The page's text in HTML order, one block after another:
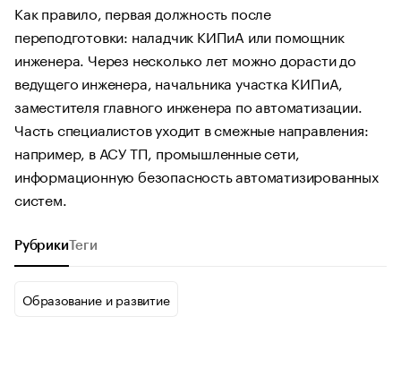
Как правило, первая должность после
переподготовки: наладчик КИПиА или помощник
инженера. Через несколько лет можно дорасти до
ведущего инженера, начальника участка КИПиА,
заместителя главного инженера по автоматизации.
Часть специалистов уходит в смежные направления:
например, в АСУ ТП, промышленные сети,
информационную безопасность автоматизированных
систем.
Рубрики Теги
Образование и развитие